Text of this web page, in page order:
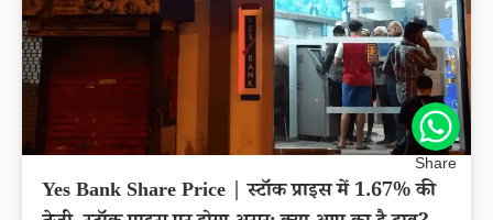
Yes Bank Share Price | स्टॉक प्राइस में 1.67% की
Share